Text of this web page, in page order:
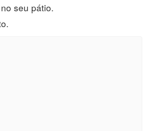
seu pátio.